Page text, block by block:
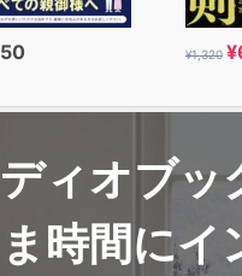
¥1,320
ィオブッ
時間にイ